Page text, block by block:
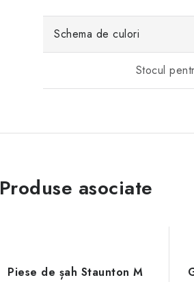
Schema de culori
Stocul
Produse asociate
Piese de șah Staunton M